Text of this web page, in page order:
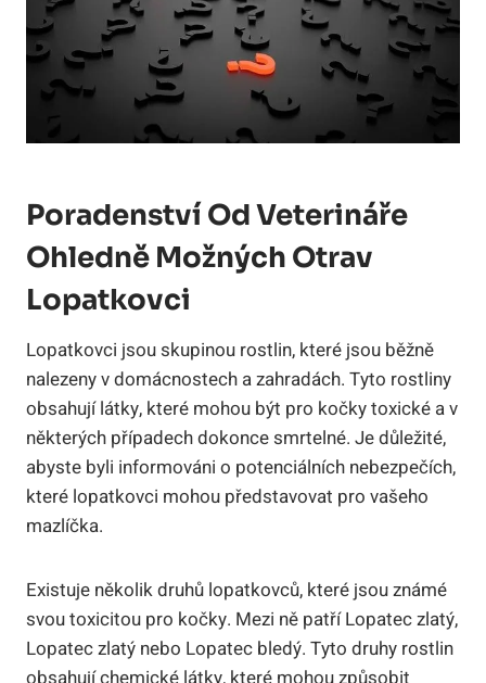
Poradenství Od Veterináře
Ohledně Možných Otrav
Lopatkovci
Lopatkovci jsou skupinou rostlin, které jsou běžně
nalezeny v domácnostech a zahradách. Tyto rostliny
obsahují látky, které mohou být pro kočky toxické a v
některých případech dokonce smrtelné. Je důležité,
abyste byli informováni o potenciálních nebezpečích,
které lopatkovci mohou představovat pro vašeho
mazlíčka.
Existuje několik druhů lopatkovců, které jsou známé
svou toxicitou pro kočky. Mezi ně patří Lopatec zlatý,
Lopatec zlatý nebo Lopatec bledý. Tyto druhy rostlin